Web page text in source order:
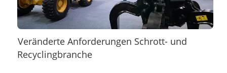
Veränderte Anforderungen Schrott- und
Recyclingbranche